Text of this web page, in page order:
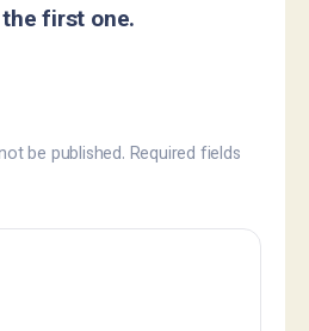
first one.
be published. Required fields